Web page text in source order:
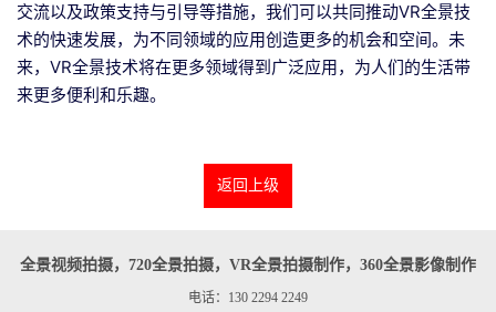
交流以及政策支持与引导等措施，我们可以共同推动VR全景技
术的快速发展，为不同领域的应用创造更多的机会和空间。未
来，VR全景技术将在更多领域得到广泛应用，为人们的生活带
来更多便利和乐趣。
返回上级
全景视频拍摄，720全景拍摄，VR全景拍摄制作，360全景影像制作
电话：130 2294 2249